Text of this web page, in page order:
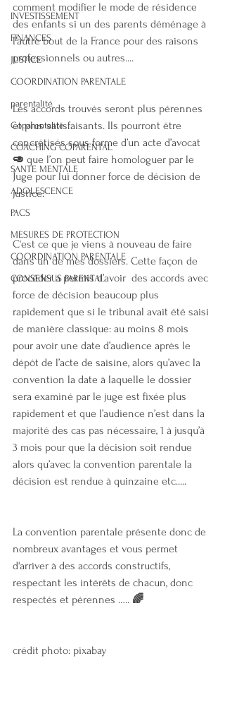
INVESTISSEMENT
FINANCES
JUSTICE
COORDINATION PARENTALE
parentalité
Coparentalité
COACHING COPARENTAL
SANTE MENTALE
ADOLESCENCE
PACS
MESURES DE PROTECTION
COORDINATION PARENTALE
CONSENSUS PARENTAL
comment modifier le mode de résidence
des enfants si un des parents déménage à
l’autre bout de la France pour des raisons
professionnels ou autres....
Les accords trouvés seront plus pérennes
et plus satisfaisants. Ils pourront être
concrétisés sous forme d’un acte d’avocat
🥑 que l’on peut faire homologuer par le
Juge pour lui donner force de décision de
justice.
C‘est ce que je viens à nouveau de faire
dans un de mes dossiers. Cette façon de
procéder a permis d’avoir  des accords avec
force de décision beaucoup plus
rapidement que si le tribunal avait été saisi
de manière classique: au moins 8 mois
pour avoir une date d’audience après le
dépôt de l’acte de saisine, alors qu’avec la
convention la date à laquelle le dossier
sera examiné par le juge est fixée plus
rapidement et que l’audience n’est dans la
majorité des cas pas nécessaire, 1 à jusqu’à
3 mois pour que la décision soit rendue
alors qu’avec la convention parentale la
décision est rendue à quinzaine etc.....
La convention parentale présente donc de
nombreux avantages et vous permet
d'arriver à des accords constructifs,
respectant les intérêts de chacun, donc
respectés et pérennes ….. 🌈
crédit photo: pixabay